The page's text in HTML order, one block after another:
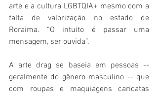
arte e a cultura LGBTQIA+ mesmo com a
falta de valorização no estado de
Roraima. “O intuito é passar uma
mensagem, ser ouvida”.
A arte drag se baseia em pessoas --
geralmente do gênero masculino -- que